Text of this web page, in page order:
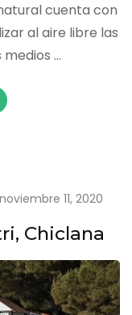
cuenta con
al aire libre las
…
noviembre 11, 2020
Chiclana